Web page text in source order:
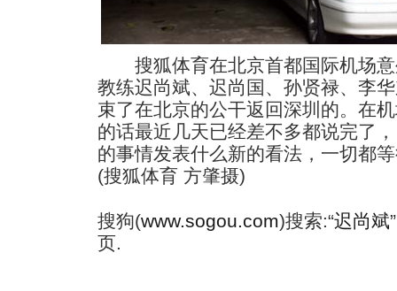
搜狐体育在北京首都国际机场意
教练迟尚斌、迟尚国、孙贤禄、李
束了在北京的公干返回深圳的。在
的话最近几天已经差不多都说完了
的事情发表什么新的看法，一切都
(搜狐体育 方肇摄)
搜狗(www.sogou.com)搜索:“迟尚斌
页.